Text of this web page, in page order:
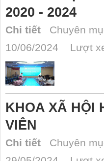
2020 - 2024
Chi tiết Chuyên
10/06/2024 Lượt
KHOA XÃ HỘI
VIÊN
Chi tiết Chuyên